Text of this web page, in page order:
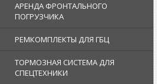
АРЕНДА ФРОНТАЛЬНОГО
ПОГРУЗЧИКА
РЕМКОМПЛЕКТЫ ДЛЯ ГБЦ
ТОРМОЗНАЯ СИСТЕМА ДЛЯ
СПЕЦТЕХНИКИ